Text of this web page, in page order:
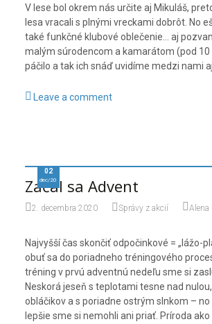
V lese bol okrem nás určite aj Mikuláš,
lesa vracali s plnými vreckami dobrôt. No
také funkčné klubové oblečenie… aj
malým súrodencom a kamarátom (pod 10
páčilo a tak ich snáď uvidíme medzi nami
Leave a comment
02
dec/20
Začal sa Advent
2. decembra 2020 Správy z akcií Alena
Najvyšší čas skončiť odpočinkové = „lážo-
obuť sa do poriadneho tréningového
tréning v prvú adventnú nedeľu sme si
Neskorá jeseň s teplotami tesne nad
obláčikov a s poriadne ostrým slnkom – no
lepšie sme si nemohli ani priať. Príroda